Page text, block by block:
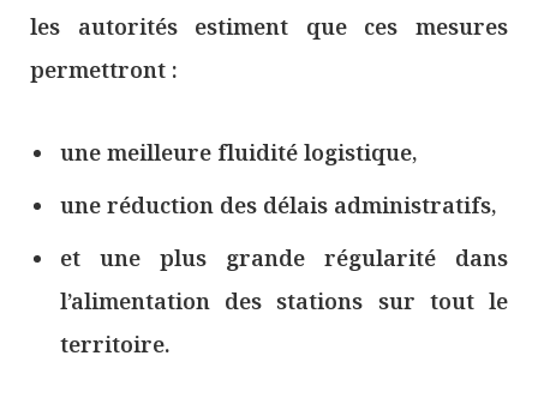
les autorités estiment que ces mesures
permettront :
une meilleure fluidité logistique,
une réduction des délais administratifs,
et une plus grande régularité dans
l’alimentation des stations sur tout le
territoire.